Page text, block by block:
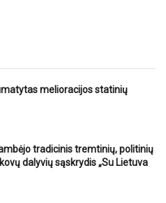
melioracijos statinių
tradicinis tremtinių, politinių
dalyvių sąskrydis „Su Lietuva